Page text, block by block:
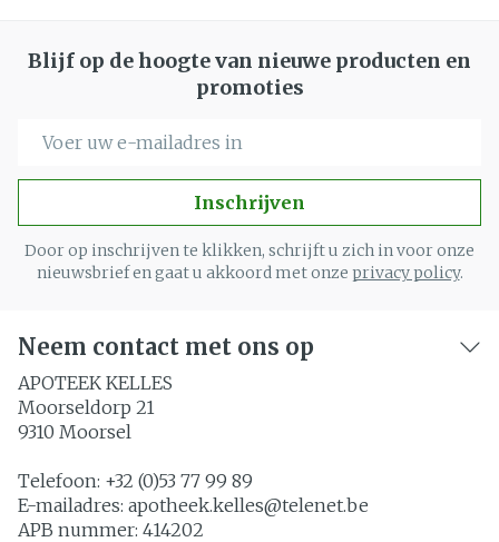
Blijf op de hoogte van nieuwe producten en
promoties
Inschrijven
Door op inschrijven te klikken, schrijft u zich in voor onze
nieuwsbrief en gaat u akkoord met onze privacy policy.
Neem contact met ons op
APOTEEK KELLES
Moorseldorp 21
9310 Moorsel
Telefoon: +32 (0)53 77 99 89
E-mailadres: apotheek.kelles@telenet.be
APB nummer: 414202